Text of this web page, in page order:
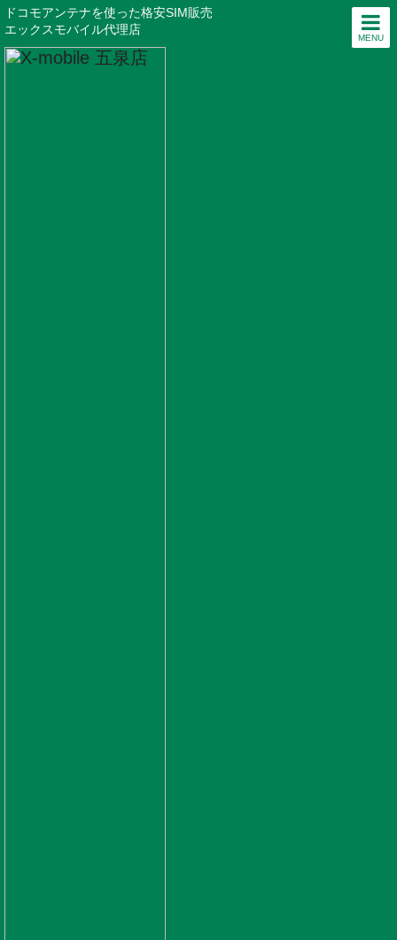
MENU
ドコモアンテナを使った格安SIM販売
エックスモバイル代理店